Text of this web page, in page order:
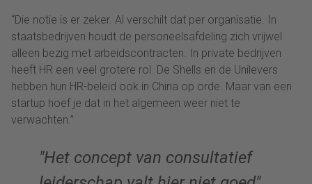
“Die notie is er zeker. Al verschilt dat per organisatie. In
staatsbedrijven houdt de personeelsafdeling zich vrijwel
alleen bezig met arbeidscontracten. In private bedrijven
heeft HR een veel grotere rol. De Shells en de Unilevers
hebben hun HR-beleid ook in China op orde. Maar van een
startup hoef je dat in het algemeen weer niet te
verwachten.”
Het concept van consultatief